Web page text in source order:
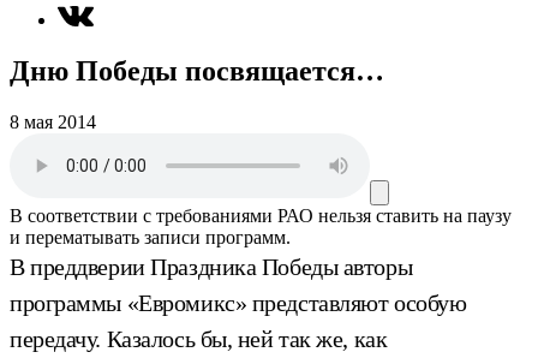
Дню Победы посвящается…
8 мая 2014
В соответствии с требованиями РАО нельзя ставить на паузу
и перематывать записи программ.
В преддверии Праздника Победы авторы
программы «Евромикс» представляют особую
передачу. Казалось бы, ней так же, как